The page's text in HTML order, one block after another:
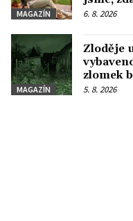
MAGAZÍN 6. 8. 2026
MAGAZÍN
Zloděje
zlomek
5. 8. 2026